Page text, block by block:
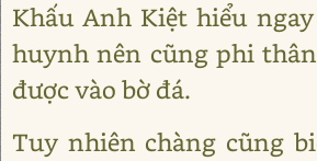
Khấu Anh Kiệt hiểu
huynh nên cũng phi
được vào bờ đá.
Tuy nhiên chàng cũng